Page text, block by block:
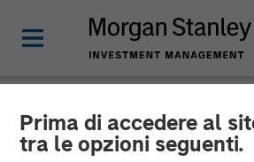
Prima di accedere al
tra le opzioni seguenti.
NEWSROOM